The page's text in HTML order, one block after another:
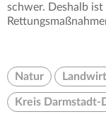
schwer. Deshalb
Natur
Kreis Darmstadt-